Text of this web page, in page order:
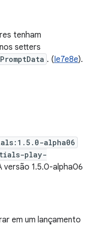
tenham
setters
. (Ie7e8e).
alpha06
play-
versão 1.5.0-alpha06
em um lançamento